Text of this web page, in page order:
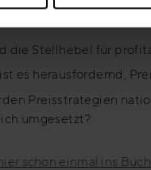
die Stellhebel für
es herausfordernd,
Preisstrategien
umgesetzt?
schon einmal ins